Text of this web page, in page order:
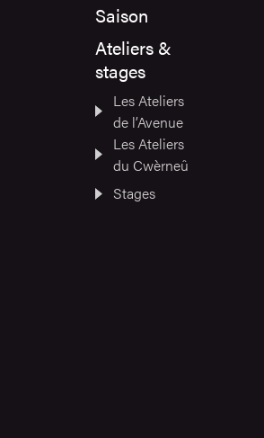
Saison
Ateliers &
stages
Les Ateliers
de l’Avenue
Les Ateliers
du Cwèrneû
Stages